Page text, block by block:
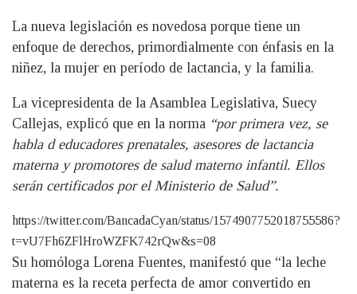
La nueva legislación es novedosa porque tiene un
enfoque de derechos, primordialmente con énfasis en la
niñez, la mujer en período de lactancia, y la familia.
La vicepresidenta de la Asamblea Legislativa, Suecy
Callejas, explicó que en la norma “por primera vez, se
habla d educadores prenatales, asesores de lactancia
materna y promotores de salud materno infantil. Ellos
serán certificados por el Ministerio de Salud”.
https://twitter.com/BancadaCyan/status/1574907752018755586?
t=vU7Fh6ZFlHroWZFK742rQw&s=08
Su homóloga Lorena Fuentes, manifestó que “la leche
materna es la receta perfecta de amor convertido en